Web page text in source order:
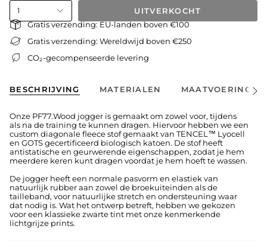
1 UITVERKOCHT
Gratis verzending: EU-landen boven €100
Gratis verzending: Wereldwijd boven €250
CO₂-gecompenseerde levering
BESCHRIJVING MATERIALEN MAATVOERINGAlles
Onze PF77.Wood jogger is gemaakt om zowel voor, tijdens
als na de training te kunnen dragen. Hiervoor hebben we een
custom diagonale fleece stof gemaakt van TENCEL™ Lyocell
en GOTS gecertificeerd biologisch katoen. De stof heeft
antistatische en geurwerende eigenschappen, zodat je hem
meerdere keren kunt dragen voordat je hem hoeft te wassen.
De jogger heeft een normale pasvorm en elastiek van
natuurlijk rubber aan zowel de broekuiteinden als de
tailleband, voor natuurlijke stretch en ondersteuning waar
dat nodig is. Wat het ontwerp betreft, hebben we gekozen
voor een klassieke zwarte tint met onze kenmerkende
lichtgrijze prints.